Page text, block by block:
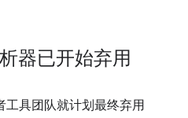
器已开始弃用
工具团队就计划最终弃用